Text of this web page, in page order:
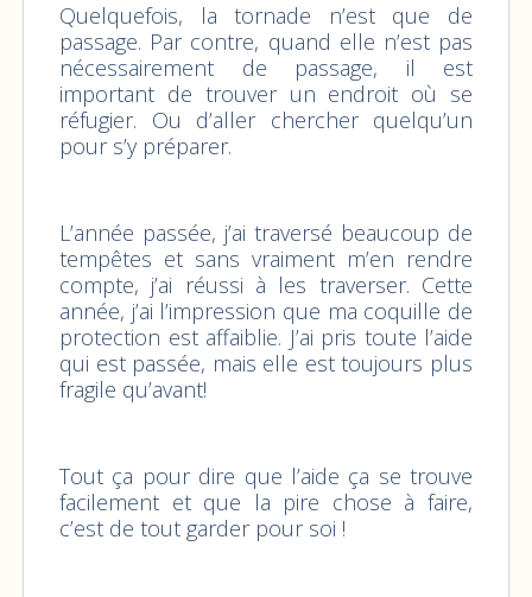
Quelquefois, la tornade n’est que de
passage. Par contre, quand elle n’est pas
nécessairement de passage, il est
important de trouver un endroit où se
réfugier. Ou d’aller chercher quelqu’un
pour s’y préparer.
L’année passée, j’ai traversé beaucoup de
tempêtes et sans vraiment m’en rendre
compte, j’ai réussi à les traverser. Cette
année, j’ai l’impression que ma coquille de
protection est affaiblie. J’ai pris toute l’aide
qui est passée, mais elle est toujours plus
fragile qu’avant!
Tout ça pour dire que l’aide ça se trouve
facilement et que la pire chose à faire,
c’est de tout garder pour soi !